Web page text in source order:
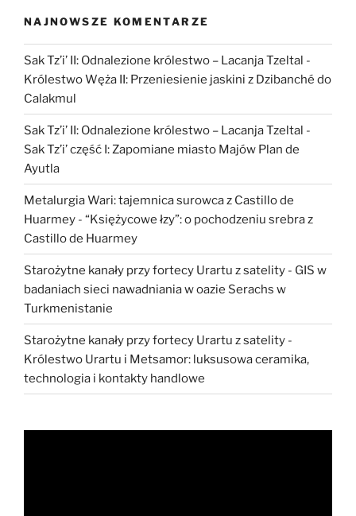
NAJNOWSZE KOMENTARZE
Sak Tz’i’ II: Odnalezione królestwo – Lacanja Tzeltal -
Królestwo Węża II: Przeniesienie jaskini z Dzibanché do
Calakmul
Sak Tz’i’ II: Odnalezione królestwo – Lacanja Tzeltal -
Sak Tz’i’ część I: Zapomiane miasto Majów Plan de
Ayutla
Metalurgia Wari: tajemnica surowca z Castillo de
Huarmey - “Księżycowe łzy”: o pochodzeniu srebra z
Castillo de Huarmey
Starożytne kanały przy fortecy Urartu z satelity - GIS w
badaniach sieci nawadniania w oazie Serachs w
Turkmenistanie
Starożytne kanały przy fortecy Urartu z satelity -
Królestwo Urartu i Metsamor: luksusowa ceramika,
technologia i kontakty handlowe